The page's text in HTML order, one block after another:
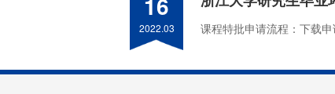
2022.03 课程特批申请流程：下载